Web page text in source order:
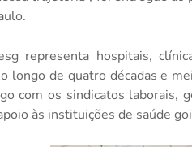
representa hospitais,
longo de quatro décadas e
com os sindicatos laborais,
às instituições de saúde